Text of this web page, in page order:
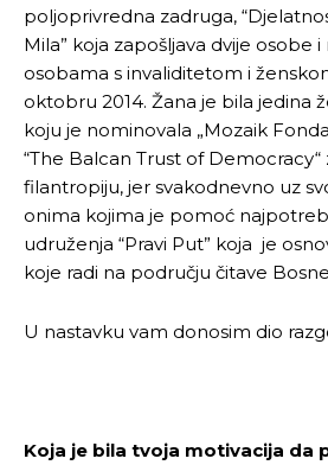
poljoprivredna zadruga,
Mila” koja zapošljava dvije osobe
osobama s invaliditetom i
oktobru 2014. Žana je bila jedina
koju je nominovala „Mozaik
“The Balcan Trust of Democracy“
filantropiju, jer svakodnevno uz
onima kojima je pomoć
udruženja “Pravi Put” koja je
koje radi na području čitave
U nastavku vam donosim dio
Koja je bila tvoja motivacija da